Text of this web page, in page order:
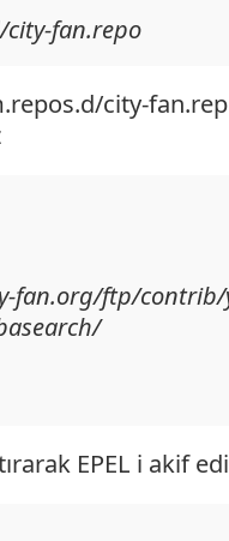
fan.repo
city-
fan.org/ftp/
EPEL i akif